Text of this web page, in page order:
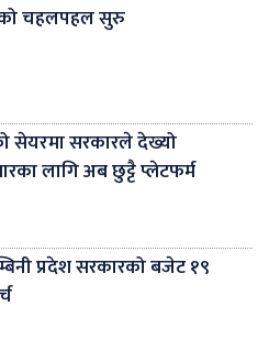
चहलपहल सुरु
सेयरमा सरकारले देख्यो
लागि अब छुट्टै प्लेटफर्म
प्रदेश सरकारको बजेट १९